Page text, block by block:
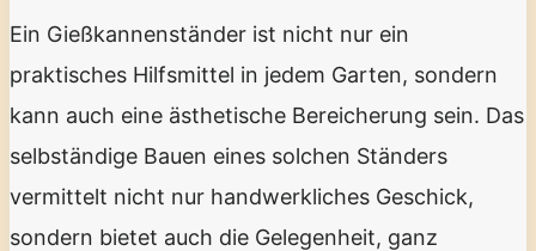
Ein Gießkannenständer ist nicht nur ein
praktisches Hilfsmittel in jedem Garten, sondern
kann auch eine ästhetische Bereicherung sein. Das
selbständige Bauen eines solchen Ständers
vermittelt nicht nur handwerkliches Geschick,
sondern bietet auch die Gelegenheit, ganz